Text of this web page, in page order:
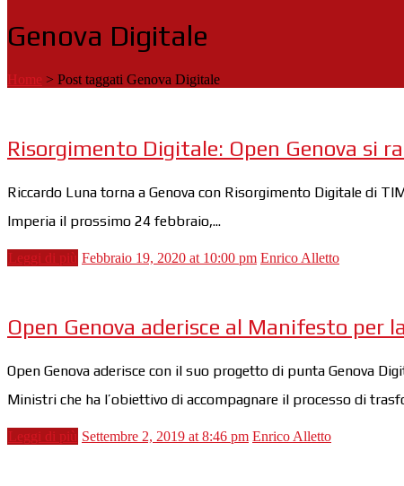
Genova Digitale
Home > Post taggati Genova Digitale
Risorgimento Digitale: Open Genova si
Riccardo Luna torna a Genova con Risorgimento Digitale di
Imperia il prossimo 24 febbraio,...
Leggi di più Febbraio 19, 2020 at 10:00 pm Enrico Alletto
Open Genova aderisce al Manifesto per
Open Genova aderisce con il suo progetto di punta Genova
Ministri che ha l’obiettivo di accompagnare il processo di
Leggi di più Settembre 2, 2019 at 8:46 pm Enrico Alletto